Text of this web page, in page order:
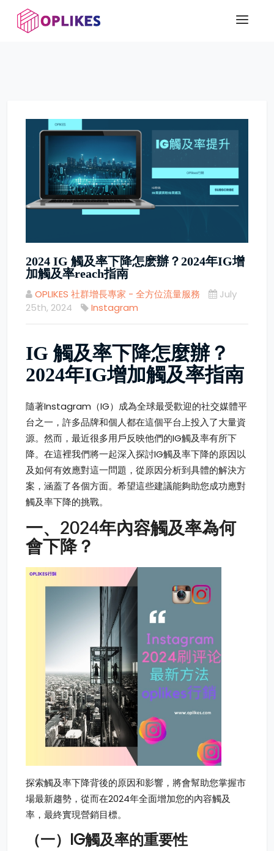
2024 IG 觸及率下降怎麽辦？2024年IG增
加觸及率reach指南
OPLIKES 社群增長專家 - 全方位流量服務
July
25th, 2024
Instagram
IG 觸及率下降怎麼辦？
2024年IG增加觸及率指南
隨著Instagram（IG）成為全球最受歡迎的社交媒體平
台之一，許多品牌和個人都在這個平台上投入了大量資
源。然而，最近很多用戶反映他們的IG觸及率有所下
降。在這裡我們將一起深入探討IG觸及率下降的原因以
及如何有效應對這一問題，從原因分析到具體的解決方
案，涵蓋了各個方面。希望這些建議能夠助您成功應對
觸及率下降的挑戰。
一、2024年內容觸及率為何
會下降？
探索觸及率下降背後的原因和影響，將會幫助您掌握市
場最新趨勢，從而在2024年全面增加您的內容觸及
率，最終實現營銷目標。
（一） IG觸及率的重要性